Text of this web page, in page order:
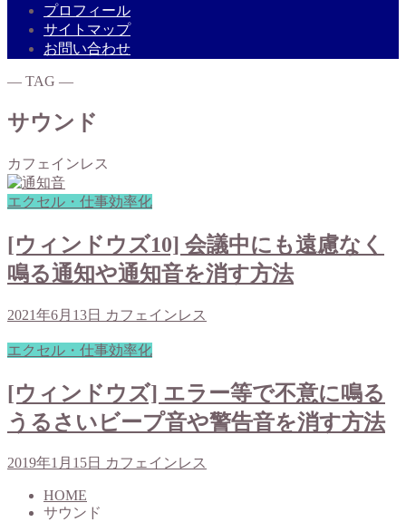
プロフィール
サイトマップ
お問い合わせ
― TAG ―
サウンド
カフェインレス
エクセル・仕事効率化
[ウィンドウズ10] 会議中にも遠慮なく
鳴る通知や通知音を消す方法
2021年6月13日 カフェインレス
エクセル・仕事効率化
[ウィンドウズ] エラー等で不意に鳴る
うるさいビープ音や警告音を消す方法
2019年1月15日 カフェインレス
HOME
サウンド